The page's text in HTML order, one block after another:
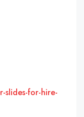
slides-for-hire-